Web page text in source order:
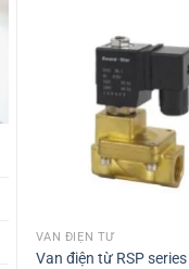
VAN ĐIỆN TỪ
Van điện từ RSP series